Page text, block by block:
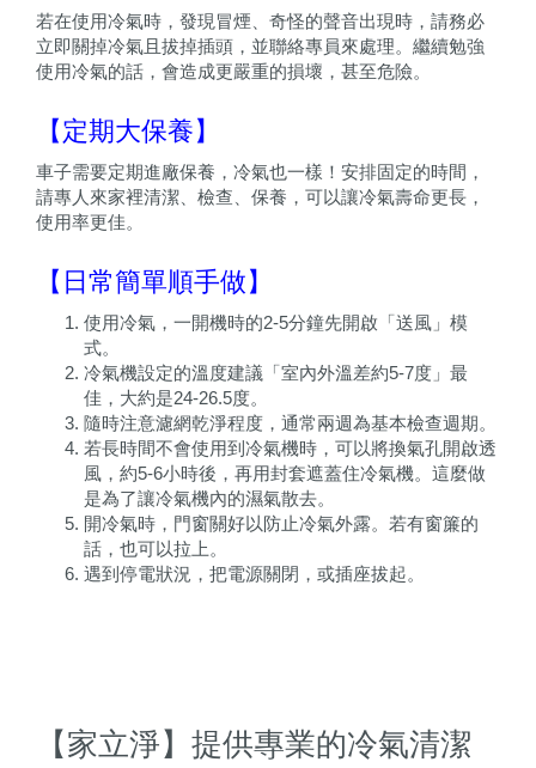
若在使用冷氣時，發現冒煙、奇怪的聲音出現時，請務必
立即關掉冷氣且拔掉插頭，並聯絡專員來處理。繼續勉強
使用冷氣的話，會造成更嚴重的損壞，甚至危險。
【定期大保養】
車子需要定期進廠保養，冷氣也一樣！安排固定的時間，
請專人來家裡清潔、檢查、保養，可以讓冷氣壽命更長，
使用率更佳。
【日常簡單順手做】
使用冷氣，一開機時的2-5分鐘先開啟「送風」模
式。
冷氣機設定的溫度建議「室內外溫差約5-7度」最
佳，大約是24-26.5度。
隨時注意濾網乾淨程度，通常兩週為基本檢查週期。
若長時間不會使用到冷氣機時，可以將換氣孔開啟透
風，約5-6小時後，再用封套遮蓋住冷氣機。這麼做
是為了讓冷氣機內的濕氣散去。
開冷氣時，門窗關好以防止冷氣外露。若有窗簾的
話，也可以拉上。
遇到停電狀況，把電源關閉，或插座拔起。
【家立淨】提供專業的冷氣清潔